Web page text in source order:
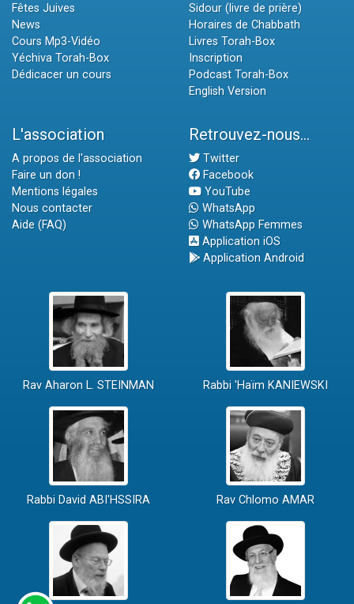
Fêtes Juives
News
Cours Mp3-Vidéo
Yéchiva Torah-Box
Dédicacer un cours
Sidour (livre de prière)
Horaires de Chabbath
Livres Torah-Box
Inscription
Podcast Torah-Box
English Version
L'association
A propos de l'association
Faire un don !
Mentions légales
Nous contacter
Aide (FAQ)
Retrouvez-nous...
Twitter
Facebook
YouTube
WhatsApp
WhatsApp Femmes
Application iOS
Application Android
Rav Aharon L. STEINMAN Rabbi 'Haïm KANIEWSKI
Rabbi David ABI'HSSIRA Rav Chlomo AMAR